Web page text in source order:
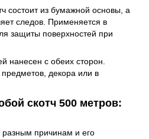
состоит из бумажной основы, а
следов. Применяется в
защиты поверхностей при
нанесен с обеих сторон.
декора или в
скотч 500 метров:
разным причинам и его